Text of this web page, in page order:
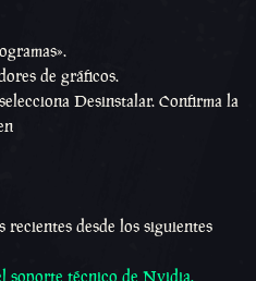
de gráficos.
Desinstalar. Confirma la
recientes desde los siguientes
soporte técnico de Nvidia.